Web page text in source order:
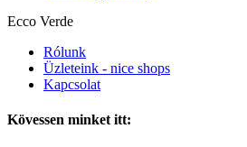
Ecco Verde
Rólunk
Üzleteink - nice shops
Kapcsolat
Kövessen minket itt: